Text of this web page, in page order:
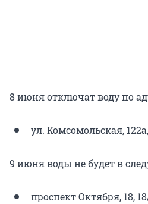
8 июня отключат воду по
ул. Комсомольская,
9 июня воды не будет в
проспект Октября, 18,